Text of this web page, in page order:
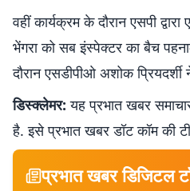
वहीं कार्यक्रम के दौरान एसपी
भेंगरा को सब इंस्पेक्टर का बैच
दौरान एसडीपीओ अशोक प्रियदर्शी
डिस्क्लेमर: यह प्रभात खबर
है. इसे प्रभात खबर डॉट कॉम की
प्रभात खबर डिजिटल